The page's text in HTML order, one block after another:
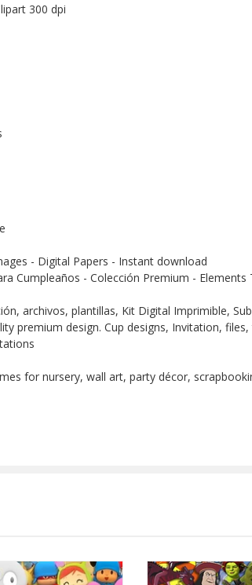
300 dpi
- Digital Papers - Instant download
Cumpleaños - Colección Premium - Elements
archivos, plantillas, Kit Digital Imprimible,
premium design. Cup designs, Invitation,
for nursery, wall art, party décor,